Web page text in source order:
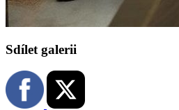
Sdílet galerii